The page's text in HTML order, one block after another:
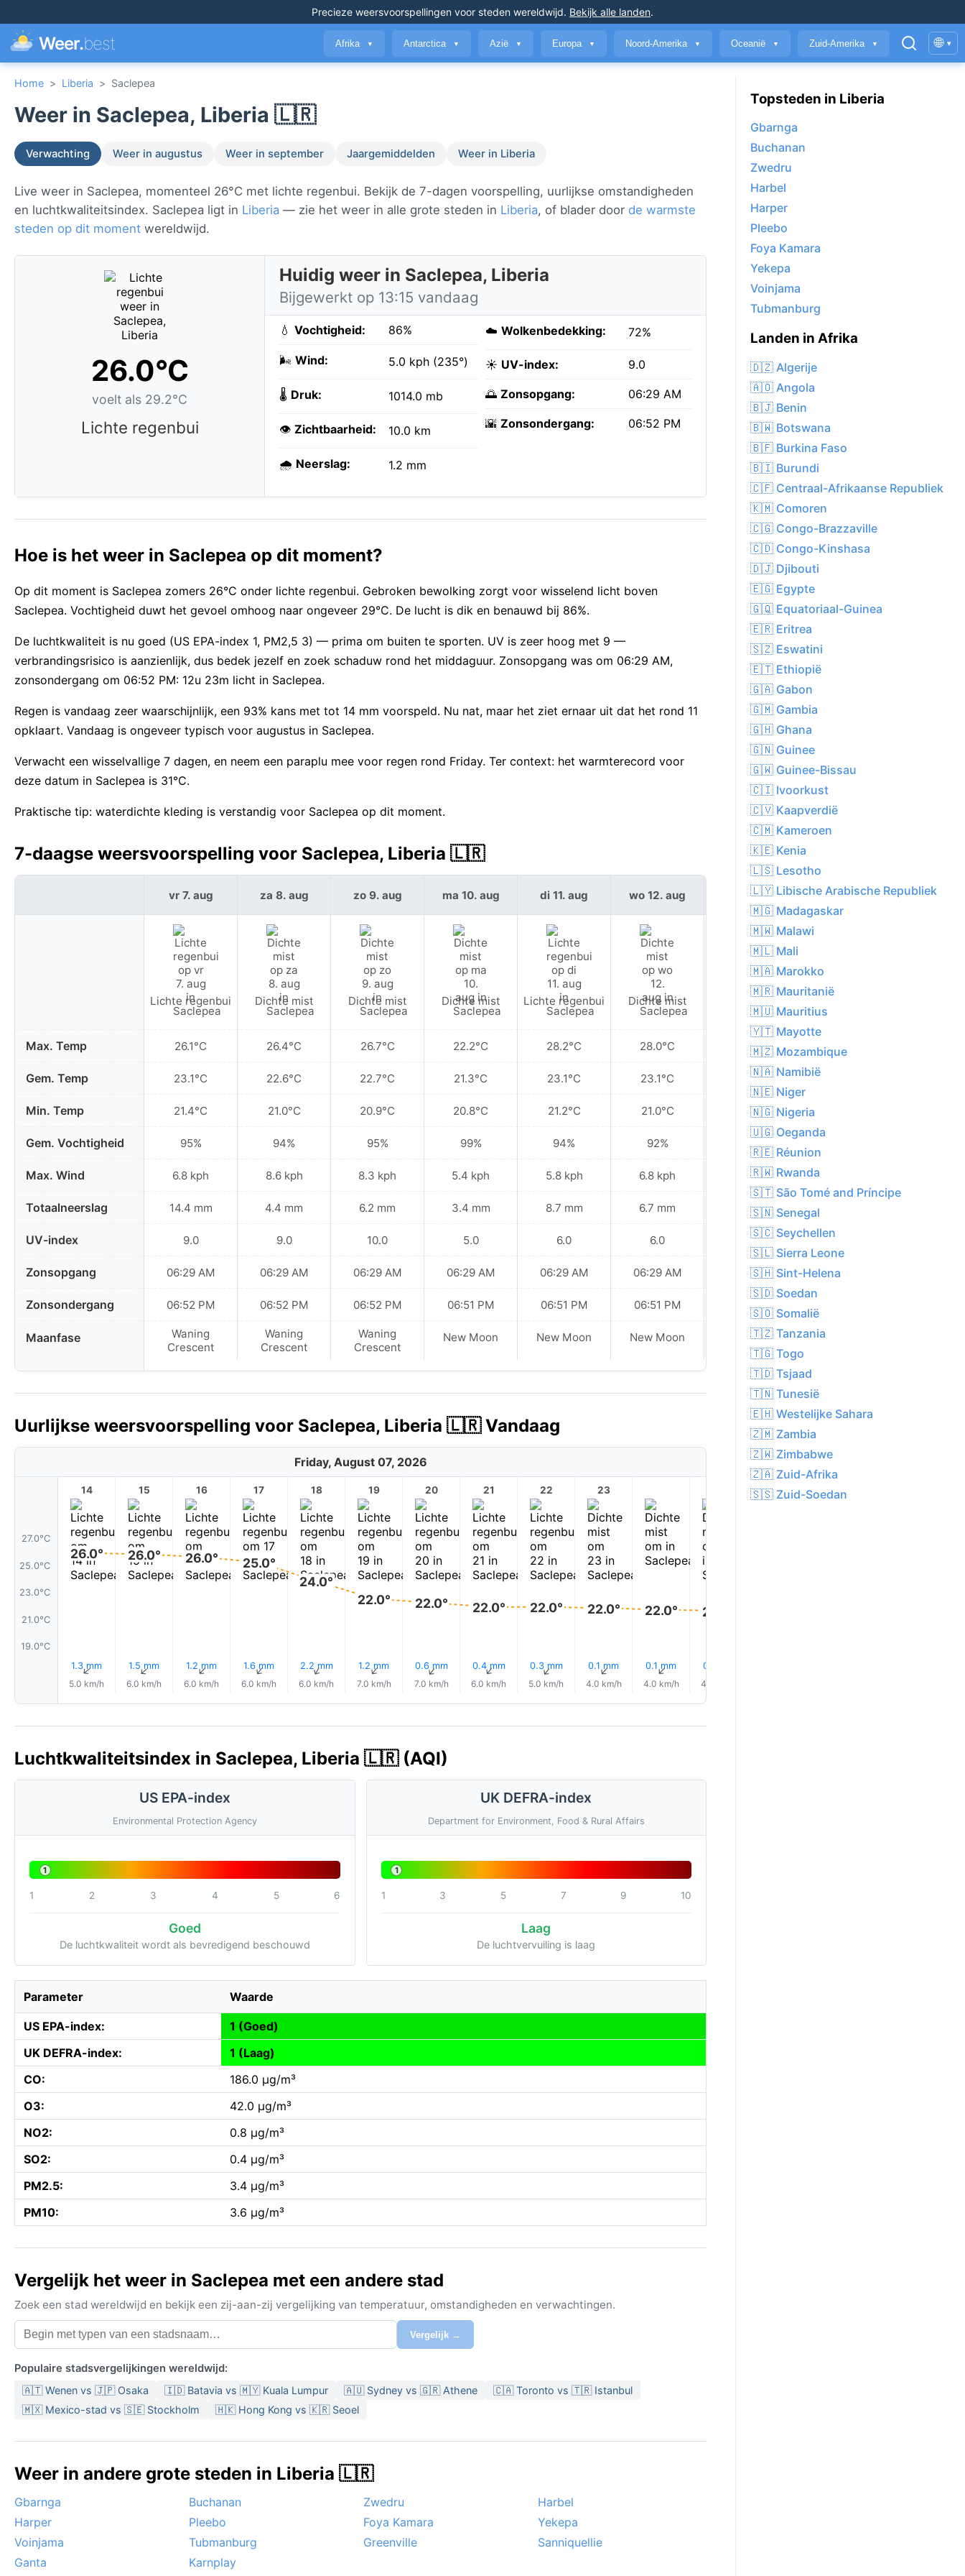
Precieze weersvoorspellingen voor steden wereldwijd. Bekijk alle landen.
Weer.best Afrika ▼ Antarctica ▼ Azië ▼ Europa ▼ Noord-Amerika ▼ Oceanië ▼ Zuid-Amerika ▼ 🌐 ▾
Home > Liberia > Saclepea
Weer in Saclepea, Liberia 🇱🇷
Verwachting Weer in augustus Weer in september Jaargemiddelden Weer in Liberia
Live weer in Saclepea, momenteel 26°C met lichte regenbui. Bekijk de 7-dagen voorspelling, uurlijkse omstandigheden
en luchtkwaliteitsindex. Saclepea ligt in Liberia — zie het weer in alle grote steden in Liberia, of blader door de warmste
steden op dit moment wereldwijd.
26.0°C
voelt als 29.2°C
Lichte regenbui
Huidig weer in Saclepea, Liberia
Bijgewerkt op 13:15 vandaag
💧 Vochtigheid: 86%
🌬️ Wind: 5.0 kph (235°)
🌡️ Druk: 1014.0 mb
👁️ Zichtbaarheid: 10.0 km
🌧️ Neerslag: 1.2 mm
☁️ Wolkenbedekking: 72%
☀️ UV-index: 9.0
🌅 Zonsopgang: 06:29 AM
🌇 Zonsondergang: 06:52 PM
Hoe is het weer in Saclepea op dit moment?
Op dit moment is Saclepea zomers 26°C onder lichte regenbui. Gebroken bewolking zorgt voor wisselend licht boven
Saclepea. Vochtigheid duwt het gevoel omhoog naar ongeveer 29°C. De lucht is dik en benauwd bij 86%.
De luchtkwaliteit is nu goed (US EPA-index 1, PM2,5 3) — prima om buiten te sporten. UV is zeer hoog met 9 —
verbrandingsrisico is aanzienlijk, dus bedek jezelf en zoek schaduw rond het middaguur. Zonsopgang was om 06:29 AM,
zonsondergang om 06:52 PM: 12u 23m licht in Saclepea.
Regen is vandaag zeer waarschijnlijk, een 93% kans met tot 14 mm voorspeld. Nu nat, maar het ziet ernaar uit dat het rond 11
opklaart. Vandaag is ongeveer typisch voor augustus in Saclepea.
Verwacht een wisselvallige 7 dagen, en neem een paraplu mee voor regen rond Friday. Ter context: het warmterecord voor
deze datum in Saclepea is 31°C.
Praktische tip: waterdichte kleding is verstandig voor Saclepea op dit moment.
7-daagse weersvoorspelling voor Saclepea, Liberia 🇱🇷
Max. Temp
Gem. Temp
Min. Temp
Gem. Vochtigheid
Max. Wind
Totaalneerslag
UV-index
Zonsopgang
Zonsondergang
Maanfase
vr 7. aug
Lichte regenbui
26.1°C
23.1°C
21.4°C
95%
6.8 kph
14.4 mm
9.0
06:29 AM
06:52 PM
Waning
Crescent
za 8. aug
Dichte mist
26.4°C
22.6°C
21.0°C
94%
8.6 kph
4.4 mm
9.0
06:29 AM
06:52 PM
Waning
Crescent
zo 9. aug
Dichte mist
26.7°C
22.7°C
20.9°C
95%
8.3 kph
6.2 mm
10.0
06:29 AM
06:52 PM
Waning
Crescent
ma 10. aug
Dichte mist
22.2°C
21.3°C
20.8°C
99%
5.4 kph
3.4 mm
5.0
06:29 AM
06:51 PM
New Moon
di 11. aug
Lichte regenbui
28.2°C
23.1°C
21.2°C
94%
5.8 kph
8.7 mm
6.0
06:29 AM
06:51 PM
New Moon
wo 12. aug
Dichte mist
28.0°C
23.1°C
21.0°C
92%
6.8 kph
6.7 mm
6.0
06:29 AM
06:51 PM
New Moon
do 13. aug
Dichte mist
28.4°C
23.3°C
20.9°C
7.2 kph
3.1 mm
6.0
06:29 AM
06:50 PM
New Moon
Uurlijkse weersvoorspelling voor Saclepea, Liberia 🇱🇷 Vandaag
Friday, August 07, 2026
27.0°C
25.0°C
23.0°C
21.0°C
19.0°C
14
26.0°
1.3 mm
↑
5.0 km/h
15
26.0°
1.5 mm
↑
6.0 km/h
16
26.0°
1.2 mm
↑
6.0 km/h
17
25.0°
1.6 mm
↑
6.0 km/h
18
24.0°
2.2 mm
↑
6.0 km/h
19
22.0°
1.2 mm
↑
7.0 km/h
20
22.0°
0.6 mm
↑
7.0 km/h
21
22.0°
0.4 mm
↑
6.0 km/h
22
22.0°
0.3 mm
↑
5.0 km/h
23
22.0°
0.1 mm
↑
4.0 km/h
22.0°
0.1 mm
↑
4.0 km/h
22.0°
0.1 mm
4.0 km/h
2 3
Luchtkwaliteitsindex in Saclepea, Liberia 🇱🇷 (AQI)
US EPA-index
Environmental Protection Agency
1
1 2 3 4 5 6
Goed
De luchtkwaliteit wordt als bevredigend beschouwd
UK DEFRA-index
Department for Environment, Food & Rural Affairs
1
1 3 5 7 9 10
Laag
De luchtvervuiling is laag
Parameter Waarde
US EPA-index:
1 (Goed)
UK DEFRA-index:
1 (Laag)
CO:
186.0 µg/m³
O3:
42.0 µg/m³
NO2:
0.8 µg/m³
SO2:
0.4 µg/m³
PM2.5:
3.4 µg/m³
PM10:
3.6 µg/m³
Vergelijk het weer in Saclepea met een andere stad
Zoek een stad wereldwijd en bekijk een zij-aan-zij vergelijking van temperatuur, omstandigheden en verwachtingen.
Vergelijk →
Populaire stadsvergelijkingen wereldwijd:
🇦🇹 Wenen vs 🇯🇵 Osaka 🇮🇩 Batavia vs 🇲🇾 Kuala Lumpur 🇦🇺 Sydney vs 🇬🇷 Athene
🇨🇦 Toronto vs 🇹🇷 Istanbul
🇲🇽 Mexico-stad vs 🇸🇪 Stockholm
🇭🇰 Hong Kong vs 🇰🇷 Seoel
Weer in andere grote steden in Liberia 🇱🇷
Gbarnga Buchanan Zwedru
Harbel
Harper
Pleebo Foya Kamara
Yekepa
Voinjama
Tubmanburg Greenville
Sanniquellie
Ganta
Karnplay
Topsteden in Liberia
Gbarnga
Buchanan
Zwedru
Harbel
Harper
Pleebo
Foya Kamara
Yekepa
Voinjama
Tubmanburg
Landen in Afrika
🇩🇿 Algerije
🇦🇴 Angola
🇧🇯 Benin
🇧🇼 Botswana
🇧🇫 Burkina Faso
🇧🇮 Burundi
🇨🇫 Centraal-Afrikaanse Republiek
🇰🇲 Comoren
🇨🇬 Congo-Brazzaville
🇨🇩 Congo-Kinshasa
🇩🇯 Djibouti
🇪🇬 Egypte
🇬🇶 Equatoriaal-Guinea
🇪🇷 Eritrea
🇸🇿 Eswatini
🇪🇹 Ethiopië
🇬🇦 Gabon
🇬🇲 Gambia
🇬🇭 Ghana
🇬🇳 Guinee
🇬🇼 Guinee-Bissau
🇨🇮 Ivoorkust
🇨🇻 Kaapverdië
🇨🇲 Kameroen
🇰🇪 Kenia
🇱🇸 Lesotho
🇱🇾 Libische Arabische Republiek
🇲🇬 Madagaskar
🇲🇼 Malawi
🇲🇱 Mali
🇲🇦 Marokko
🇲🇷 Mauritanië
🇲🇺 Mauritius
🇾🇹 Mayotte
🇲🇿 Mozambique
🇳🇦 Namibië
🇳🇪 Niger
🇳🇬 Nigeria
🇺🇬 Oeganda
🇷🇪 Réunion
🇷🇼 Rwanda
🇸🇹 São Tomé and Príncipe
🇸🇳 Senegal
🇸🇨 Seychellen
🇸🇱 Sierra Leone
🇸🇭 Sint-Helena
🇸🇩 Soedan
🇸🇴 Somalië
🇹🇿 Tanzania
🇹🇬 Togo
🇹🇩 Tsjaad
🇹🇳 Tunesië
🇪🇭 Westelijke Sahara
🇿🇲 Zambia
🇿🇼 Zimbabwe
🇿🇦 Zuid-Afrika
🇸🇸 Zuid-Soedan